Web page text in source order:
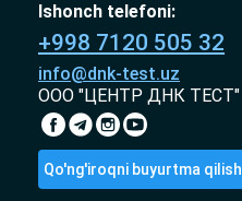
Ishonch telefoni:
+998 7120 505 32
info@dnk-test.uz
ООО "ЦЕНТР ДНК ТЕСТ"
Qo'ng'iroqni buyurtma qilish